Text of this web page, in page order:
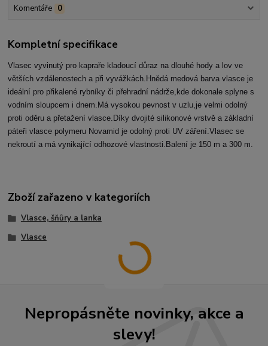
Komentáře 0
Kompletní specifikace
Vlasec vyvinutý pro kapraře kladoucí důraz na dlouhé hody a lov ve
větších vzdálenostech a při vyvážkách.Hnědá medová barva vlasce je
ideální pro přikalené rybníky či přehradní nádrže,kde dokonale splyne s
vodním sloupcem i dnem.Má vysokou pevnost v uzlu,je velmi odolný
proti oděru a přetažení vlasce.Díky dvojité silikonové vrstvě a základní
páteři vlasce polymeru Novamid je odolný proti UV záření.Vlasec se
nekroutí a má vynikající odhozové vlastnosti.Balení je 150 m a 300 m.
Zboží zařazeno v kategoriích
Vlasce, šňůry a lanka
Vlasce
Nepropásněte novinky, akce a
slevy!